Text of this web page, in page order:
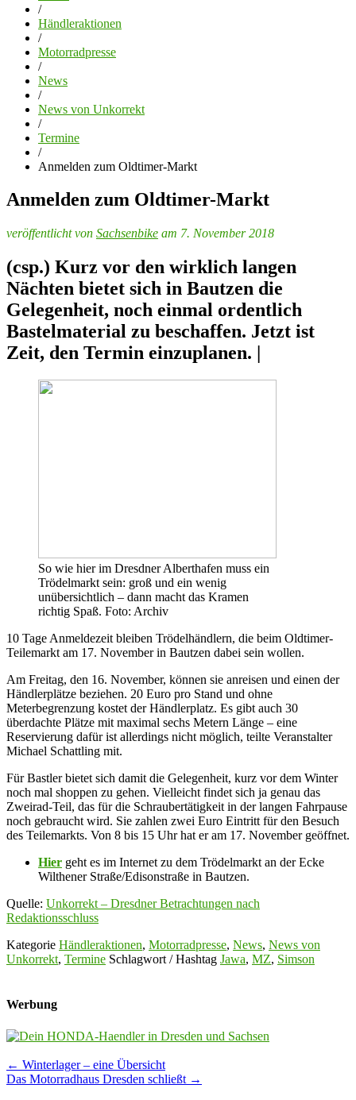
/
Händleraktionen
/
Motorradpresse
/
News
/
News von Unkorrekt
/
Termine
/
Anmelden zum Oldtimer-Markt
Anmelden zum Oldtimer-Markt
veröffentlicht von Sachsenbike am 7. November 2018
(csp.) Kurz vor den wirklich langen
Nächten bietet sich in Bautzen die
Gelegenheit, noch einmal ordentlich
Bastelmaterial zu beschaffen. Jetzt ist
Zeit, den Termin einzuplanen. |
So wie hier im Dresdner Alberthafen muss ein
Trödelmarkt sein: groß und ein wenig
unübersichtlich – dann macht das Kramen
richtig Spaß. Foto: Archiv
10 Tage Anmeldezeit bleiben Trödelhändlern, die beim Oldtimer-
Teilemarkt am 17. November in Bautzen dabei sein wollen.
Am Freitag, den 16. November, können sie anreisen und einen der
Händlerplätze beziehen. 20 Euro pro Stand und ohne
Meterbegrenzung kostet der Händlerplatz. Es gibt auch 30
überdachte Plätze mit maximal sechs Metern Länge – eine
Reservierung dafür ist allerdings nicht möglich, teilte Veranstalter
Michael Schattling mit.
Für Bastler bietet sich damit die Gelegenheit, kurz vor dem Winter
noch mal shoppen zu gehen. Vielleicht findet sich ja genau das
Zweirad-Teil, das für die Schraubertätigkeit in der langen Fahrpause
noch gebraucht wird. Sie zahlen zwei Euro Eintritt für den Besuch
des Teilemarkts. Von 8 bis 15 Uhr hat er am 17. November geöffnet.
Hier geht es im Internet zu dem Trödelmarkt an der Ecke
Wilthener Straße/Edisonstraße in Bautzen.
Quelle: Unkorrekt – Dresdner Betrachtungen nach
Redaktionsschluss
Kategorie Händleraktionen, Motorradpresse, News, News von
Unkorrekt, Termine Schlagwort / Hashtag Jawa, MZ, Simson
Werbung
Post
navigation
← Winterlager – eine Übersicht
Das Motorradhaus Dresden schließt →